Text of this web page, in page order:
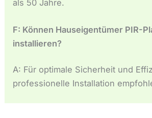
als 50 Jahre.
F: Können Hauseigentümer PIR-
installieren?
A: Für optimale Sicherheit und
professionelle Installation